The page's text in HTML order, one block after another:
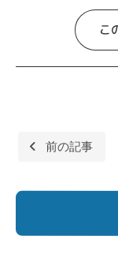
こ
稿
ビ
前の記事